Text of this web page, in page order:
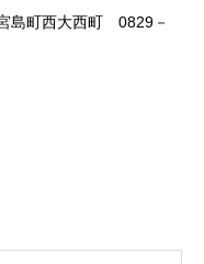
島町西大西町 0829－